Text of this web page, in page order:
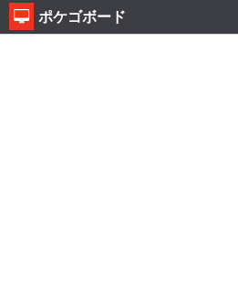
ポケゴボード